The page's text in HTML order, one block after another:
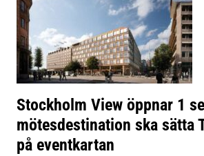
Stockholm View öppnar 1
mötesdestination ska sätta
på eventkartan